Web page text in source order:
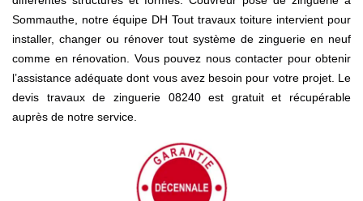
Sommauthe, notre équipe DH Tout travaux toiture intervient pour
installer, changer ou rénover tout système de zinguerie en neuf
comme en rénovation. Vous pouvez nous contacter pour obtenir
l’assistance adéquate dont vous avez besoin pour votre projet. Le
devis travaux de zinguerie 08240 est gratuit et récupérable
auprès de notre service.